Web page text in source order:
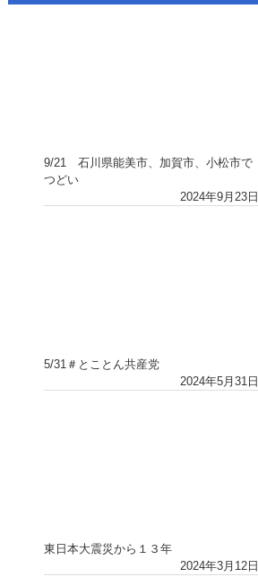
9/21 石川県能美市、加賀市、小松市で
つどい
2024年9月23日
5/31＃とことん共産党
2024年5月31日
東日本大震災から１３年
2024年3月12日